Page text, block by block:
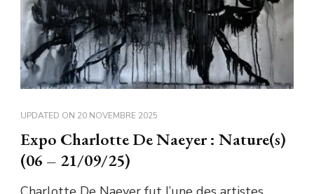
UPDATED ON 20 NOVEMBRE 2025
Expo Charlotte De Naeyer : Nature(s)
(06 – 21/09/25)